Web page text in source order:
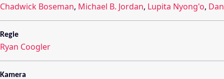
Chadwick Boseman, Michael B. Jordan, Lupita Nyong'o,
Regie
Ryan Coogler
Kamera